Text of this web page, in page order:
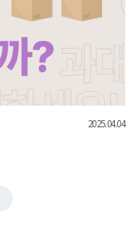
2025.04.04